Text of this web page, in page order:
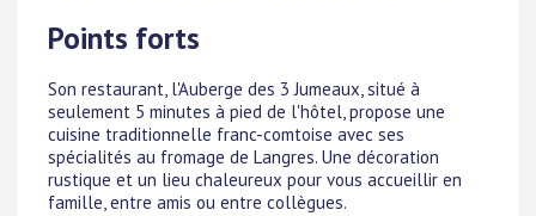
Points forts
Son restaurant, l'Auberge des 3 Jumeaux, situé à
seulement 5 minutes à pied de l'hôtel, propose une
cuisine traditionnelle franc-comtoise avec ses
spécialités au fromage de Langres. Une décoration
rustique et un lieu chaleureux pour vous accueillir en
famille, entre amis ou entre collègues.